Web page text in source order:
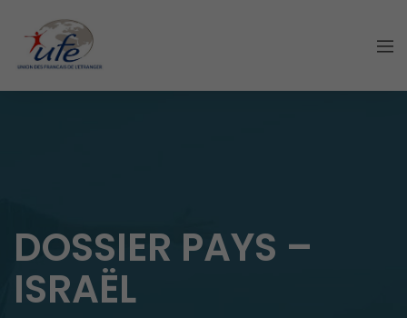
DOSSIER PAYS –
ISRAËL